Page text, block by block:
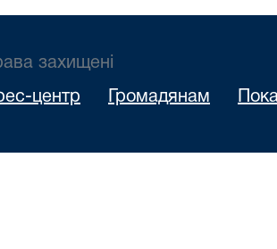
захищені
центр Громадянам